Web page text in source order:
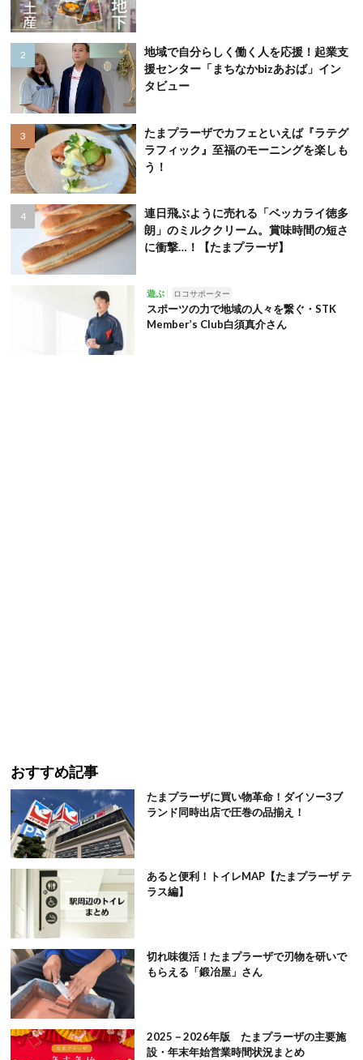
地域で自分らしく働く人を応援！起業支
援センター「まちなかbizあおば」イン
タビュー
たまプラーザでカフェといえば『ラテグ
ラフィック』至福のモーニングを楽しも
う！
連日飛ぶように売れる「ベッカライ徳多
朗」のミルククリーム。賞味時間の短さ
に衝撃…！【たまプラーザ】
遊ぶ ロコサポーター
スポーツの力で地域の人々を繋ぐ・STK
Member’s Club白須真介さん
おすすめ記事
たまプラーザに買い物革命！ダイソー3ブ
ランド同時出店で圧巻の品揃え！
あると便利！トイレMAP【たまプラーザ テ
ラス編】
切れ味復活！たまプラーザで刃物を研いで
もらえる「鍛冶屋」さん
2025－2026年版 たまプラーザの主要施
設・年末年始営業時間状況まとめ